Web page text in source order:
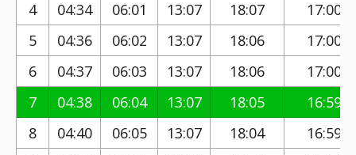
4
04:34 06:01 13:07 18:07
17:00
5
04:36 06:02 13:07 18:06
17:00
6
04:37 06:03 13:07 18:06
17:00
7
04:38 06:04 13:07 18:05
16:59
8
04:40 06:05 13:07 18:04
16:59